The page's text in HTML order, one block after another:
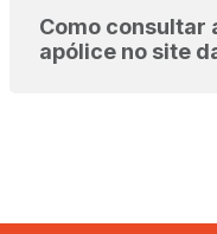
Como consultar
apólice no site